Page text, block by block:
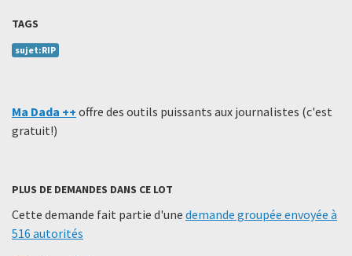
TAGS
sujet:RIP
Ma Dada ++ offre des outils puissants aux journalistes (c'est
gratuit!)
PLUS DE DEMANDES DANS CE LOT
Cette demande fait partie d'une demande groupée envoyée à
516 autorités